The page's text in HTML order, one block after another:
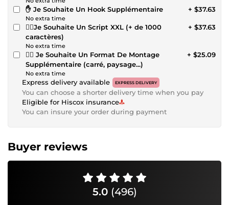
✋ Je Souhaite Un Hook Supplémentaire
No extra time
+ $37.63
👉🏻Je Souhaite Un Script XXL (+ de 1000
caractères)
No extra time
+ $37.63
👉🏻 Je Souhaite Un Format De Montage
Supplémentaire (carré, paysage...)
No extra time
+ $25.09
Express delivery available EXPRESS DELIVERY
You can choose a shorter delivery time when you pay
Eligible for Hiscox insurance
You can insure your order during payment
Buyer reviews
5.0 (496)